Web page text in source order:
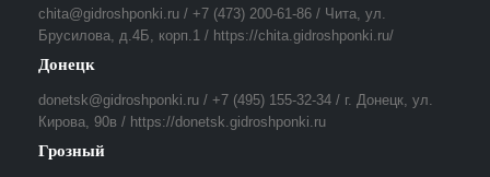
chita@gidroshponki.ru / +7 (473) 200-61-86 / Чита, ул.
Брусилова, д.4Б, корп.1 / https://chita.gidroshponki.ru/
Донецк
donetsk@gidroshponki.ru / +7 (495) 155-32-34 / г. Донецк, ул.
Кирова, 90в / https://donetsk.gidroshponki.ru
Грозный